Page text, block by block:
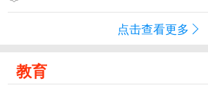
点击查看更多
教育